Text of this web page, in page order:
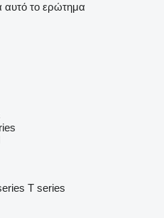
αυτό το ερώτημα
T series